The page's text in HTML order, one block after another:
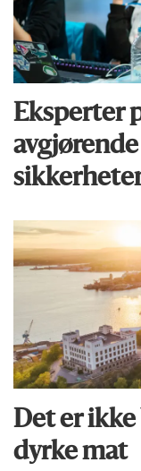
Eksperter
Det er ikke
dyrke mat